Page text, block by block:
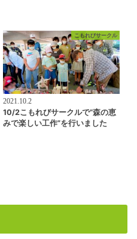
こもれびサークル
2021.10.2
10/2こもれびサークルで”森の恵
みで楽しい工作”を行いました